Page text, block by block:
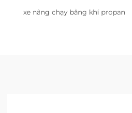
xe nâng chạy bằng khí propan